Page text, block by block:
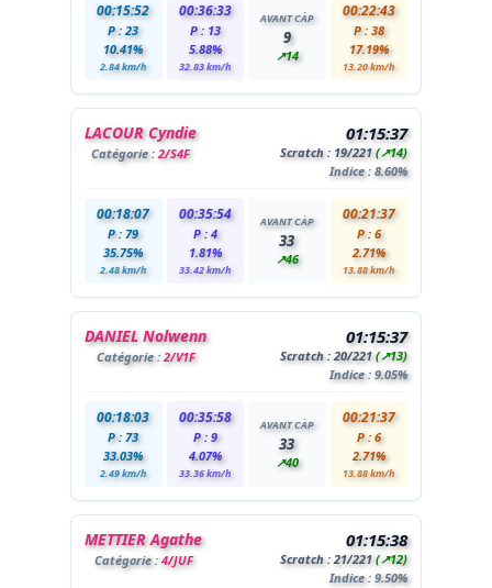
00:15:52
P : 23
10.41%
2.84 km/h
00:36:33
P : 13
5.88%
32.83 km/h
AVANT CÀP
9
↗14
00:22:43
P : 38
17.19%
13.20 km/h
LACOUR Cyndie
Catégorie :2/S4F
01:15:37
Scratch : 19/221(↗14)
Indice : 8.60%
00:18:07
P : 79
35.75%
2.48 km/h
00:35:54
P : 4
1.81%
33.42 km/h
AVANT CÀP
33
↗46
00:21:37
P : 6
2.71%
13.88 km/h
DANIEL Nolwenn
Catégorie :2/V1F
01:15:37
Scratch :20/221(↗13)
Indice : 9.05%
00:18:03
P : 73
33.03%
2.49 km/h
00:35:58
P : 9
4.07%
33.36 km/h
AVANT CÀP
33
↗40
00:21:37
P : 6
2.71%
13.88 km/h
METTIER Agathe
Catégorie : 4/JUF
01:15:38
Scratch :21/221(↗12)
Indice : 9.50%